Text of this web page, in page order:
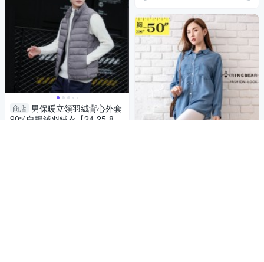
商店 男保暖立領羽絨背心外套
90%白鴨絨羽絨衣【24-25-820